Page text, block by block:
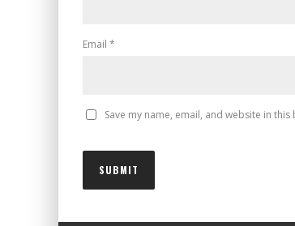
Email *
Save my name, email, and website in